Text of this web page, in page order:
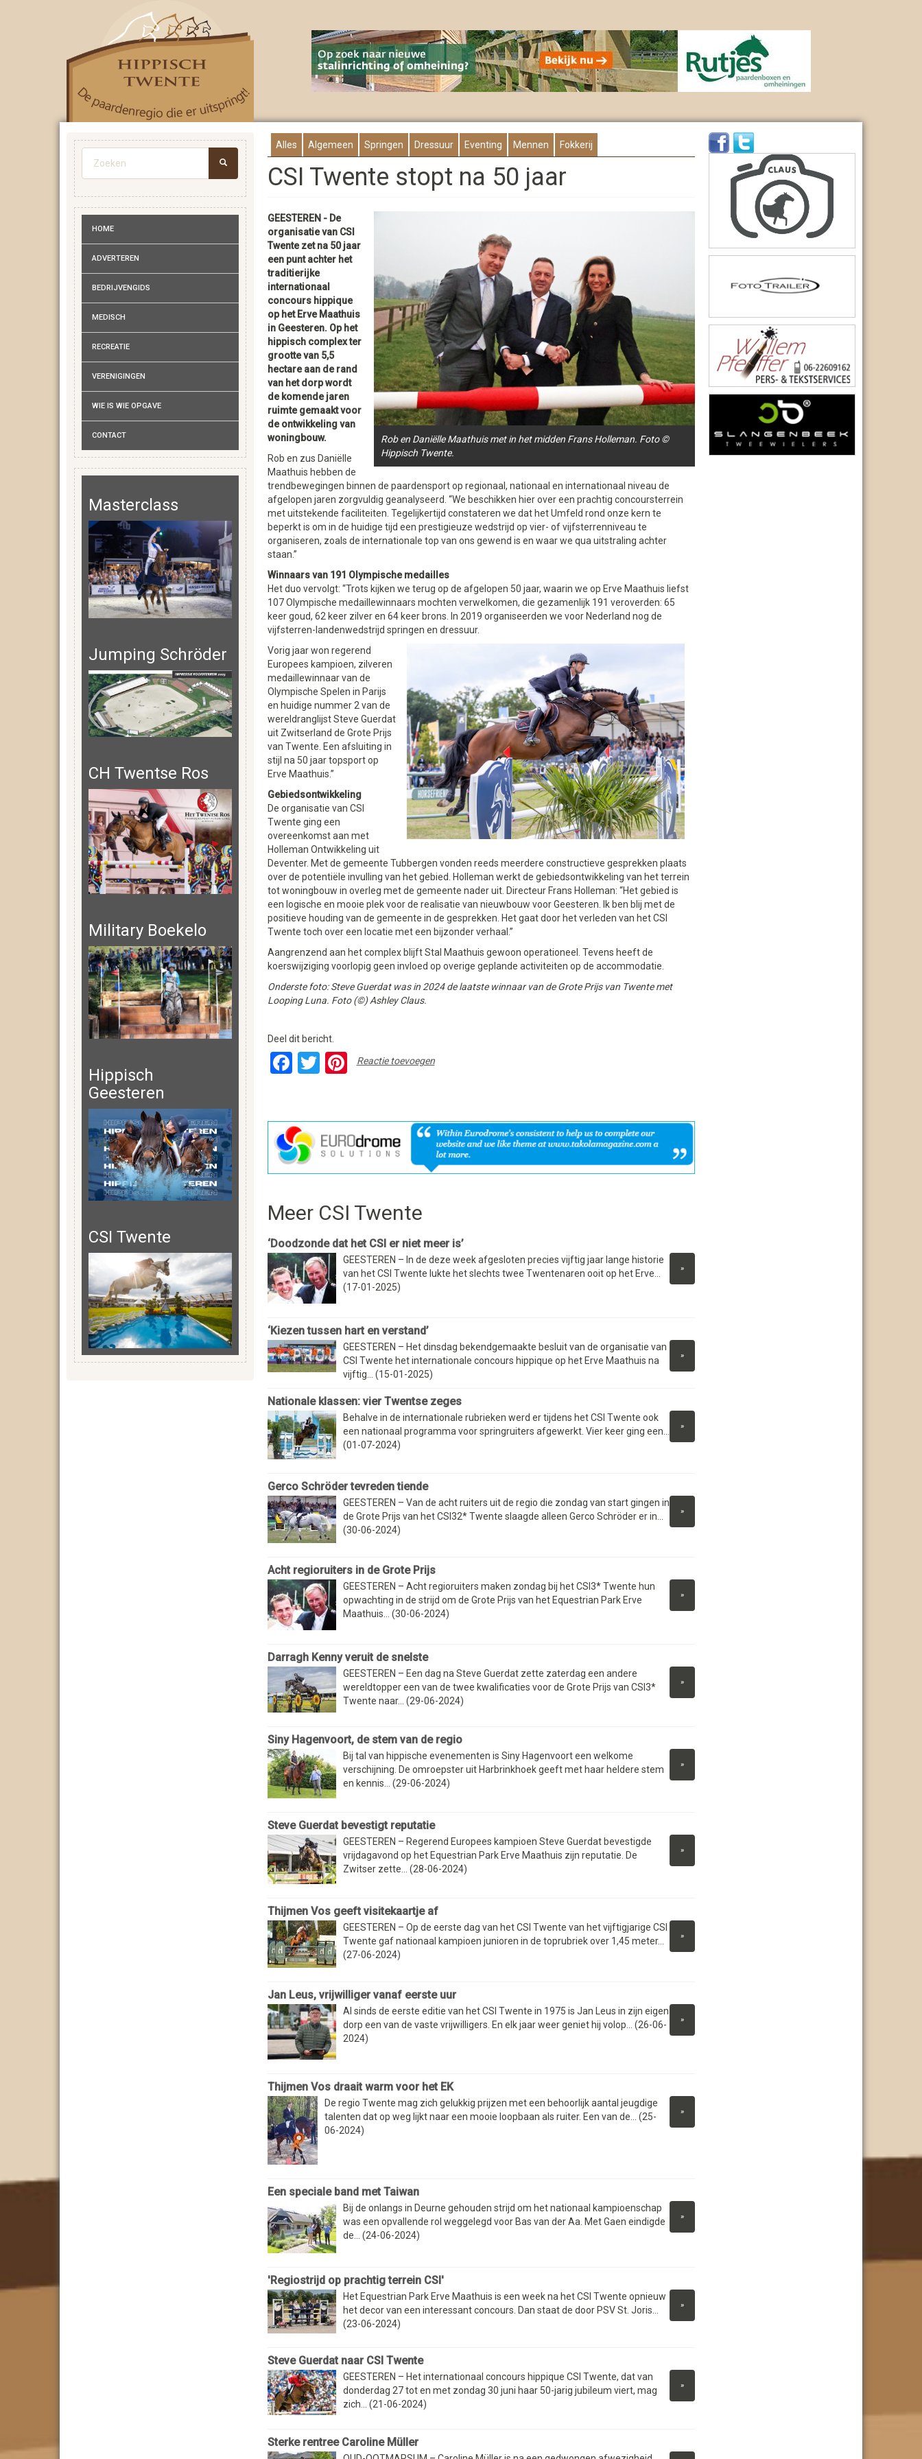
Zoekveld
HOME
ADVERTEREN
BEDRIJVENGIDS
MEDISCH
RECREATIE
VERENIGINGEN
WIE IS WIE OPGAVE
CONTACT
Masterclass
Jumping Schröder
CH Twentse Ros
Military Boekelo
Hippisch
Geesteren
CSI Twente
Alles Algemeen Springen Dressuur Eventing Mennen Fokkerij
CSI Twente stopt na 50 jaar
Rob en Daniëlle Maathuis met in het midden Frans Holleman. Foto ©
Hippisch Twente.
GEESTEREN - De
organisatie van CSI
Twente zet na 50 jaar
een punt achter het
traditierijke
internationaal
concours hippique
op het Erve Maathuis
in Geesteren. Op het
hippisch complex ter
grootte van 5,5
hectare aan de rand
van het dorp wordt
de komende jaren
ruimte gemaakt voor
de ontwikkeling van
woningbouw.
Rob en zus Daniëlle
Maathuis hebben de
trendbewegingen binnen de paardensport op regionaal, nationaal en internationaal niveau de
afgelopen jaren zorgvuldig geanalyseerd. “We beschikken hier over een prachtig concoursterrein
met uitstekende faciliteiten. Tegelijkertijd constateren we dat het Umfeld rond onze kern te
beperkt is om in de huidige tijd een prestigieuze wedstrijd op vier- of vijfsterrenniveau te
organiseren, zoals de internationale top van ons gewend is en waar we qua uitstraling achter
staan.”
Winnaars van 191 Olympische medailles
Het duo vervolgt: “Trots kijken we terug op de afgelopen 50 jaar, waarin we op Erve Maathuis liefst
107 Olympische medaillewinnaars mochten verwelkomen, die gezamenlijk 191 veroverden: 65
keer goud, 62 keer zilver en 64 keer brons. In 2019 organiseerden we voor Nederland nog de
vijfsterren-landenwedstrijd springen en dressuur.
Vorig jaar won regerend
Europees kampioen, zilveren
medaillewinnaar van de
Olympische Spelen in Parijs
en huidige nummer 2 van de
wereldranglijst Steve Guerdat
uit Zwitserland de Grote Prijs
van Twente. Een afsluiting in
stijl na 50 jaar topsport op
Erve Maathuis.”
Gebiedsontwikkeling
De organisatie van CSI
Twente ging een
overeenkomst aan met
Holleman Ontwikkeling uit
Deventer. Met de gemeente Tubbergen vonden reeds meerdere constructieve gesprekken plaats
over de potentiële invulling van het gebied. Holleman werkt de gebiedsontwikkeling van het terrein
tot woningbouw in overleg met de gemeente nader uit. Directeur Frans Holleman: “Het gebied is
een logische en mooie plek voor de realisatie van nieuwbouw voor Geesteren. Ik ben blij met de
positieve houding van de gemeente in de gesprekken. Het gaat door het verleden van het CSI
Twente toch over een locatie met een bijzonder verhaal.”
Aangrenzend aan het complex blijft Stal Maathuis gewoon operationeel. Tevens heeft de
koerswijziging voorlopig geen invloed op overige geplande activiteiten op de accommodatie.
Onderste foto: Steve Guerdat was in 2024 de laatste winnaar van de Grote Prijs van Twente met
Looping Luna. Foto (©) Ashley Claus.
Deel dit bericht.
Facebook
Twitter
Pinterest
Reactie toevoegen
Meer CSI Twente
‘Doodzonde dat het CSI er niet meer is’
»
GEESTEREN – In de deze week afgesloten precies vijftig jaar lange historie
van het CSI Twente lukte het slechts twee Twentenaren ooit op het Erve...
(17-01-2025)
‘Kiezen tussen hart en verstand’
»
GEESTEREN – Het dinsdag bekendgemaakte besluit van de organisatie van
CSI Twente het internationale concours hippique op het Erve Maathuis na
vijftig... (15-01-2025)
Nationale klassen: vier Twentse zeges
»
Behalve in de internationale rubrieken werd er tijdens het CSI Twente ook
een nationaal programma voor springruiters afgewerkt. Vier keer ging een...
(01-07-2024)
Gerco Schröder tevreden tiende
»
GEESTEREN – Van de acht ruiters uit de regio die zondag van start gingen in
de Grote Prijs van het CSI32* Twente slaagde alleen Gerco Schröder er in...
(30-06-2024)
Acht regioruiters in de Grote Prijs
»
GEESTEREN – Acht regioruiters maken zondag bij het CSI3* Twente hun
opwachting in de strijd om de Grote Prijs van het Equestrian Park Erve
Maathuis... (30-06-2024)
Darragh Kenny veruit de snelste
»
GEESTEREN – Een dag na Steve Guerdat zette zaterdag een andere
wereldtopper een van de twee kwalificaties voor de Grote Prijs van CSI3*
Twente naar... (29-06-2024)
Siny Hagenvoort, de stem van de regio
»
Bij tal van hippische evenementen is Siny Hagenvoort een welkome
verschijning. De omroepster uit Harbrinkhoek geeft met haar heldere stem
en kennis... (29-06-2024)
Steve Guerdat bevestigt reputatie
»
GEESTEREN – Regerend Europees kampioen Steve Guerdat bevestigde
vrijdagavond op het Equestrian Park Erve Maathuis zijn reputatie. De
Zwitser zette... (28-06-2024)
Thijmen Vos geeft visitekaartje af
»
GEESTEREN – Op de eerste dag van het CSI Twente van het vijftigjarige CSI
Twente gaf nationaal kampioen junioren in de toprubriek over 1,45 meter...
(27-06-2024)
Jan Leus, vrijwilliger vanaf eerste uur
»
Al sinds de eerste editie van het CSI Twente in 1975 is Jan Leus in zijn eigen
dorp een van de vaste vrijwilligers. En elk jaar weer geniet hij volop... (26-06-
2024)
Thijmen Vos draait warm voor het EK
»
De regio Twente mag zich gelukkig prijzen met een behoorlijk aantal jeugdige
talenten dat op weg lijkt naar een mooie loopbaan als ruiter. Een van de... (25-
06-2024)
Een speciale band met Taiwan
»
Bij de onlangs in Deurne gehouden strijd om het nationaal kampioenschap
was een opvallende rol weggelegd voor Bas van der Aa. Met Gaen eindigde
de... (24-06-2024)
'Regiostrijd op prachtig terrein CSI'
»
Het Equestrian Park Erve Maathuis is een week na het CSI Twente opnieuw
het decor van een interessant concours. Dan staat de door PSV St. Joris...
(23-06-2024)
Steve Guerdat naar CSI Twente
»
GEESTEREN – Het internationaal concours hippique CSI Twente, dat van
donderdag 27 tot en met zondag 30 juni haar 50-jarig jubileum viert, mag
zich... (21-06-2024)
Sterke rentree Caroline Müller